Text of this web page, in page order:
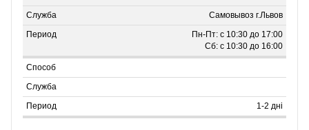
Самовывоз г.Львов
Пн-Пт: с 10:30 до 17:00
Сб: с 10:30 до 16:00
1-2 дні